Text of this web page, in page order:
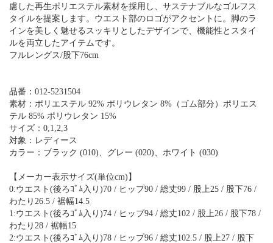
慮した再生ポリエステル素材を採用し、サステナブルなゴルフス
タイルを提案します。ウエスト部のロゴがアクセントに。脚のラ
インを美しく魅せるスッキリとしたデザインで、機能性とスタイ
ルを両立したアイテムです。
フルレングス/股下76cm
品番：012-5231504
素材：ポリエステル 92% ポリウレタン 8%（ゴム部分）ポリエス
テル 85% ポリウレタン 15%
サイズ：0,1,2,3
対象：レディース
カラー：ブラック (010)、グレー (020)、ホワイト (030)
【メーカー表示サイズ(単位cm)】
0:ウエスト(後ろｺﾞﾑ入り)70 / ヒップ90 / 総丈99 / 股上25 / 股下76 /
わたり26.5 / 裾幅14.5
1:ウエスト(後ろｺﾞﾑ入り)74 / ヒップ94 / 総丈102 / 股上26 / 股下78 /
わたり28 / 裾幅15
2:ウエスト(後ろｺﾞﾑ入り)78 / ヒップ96 / 総丈102.5 / 股上27 / 股下